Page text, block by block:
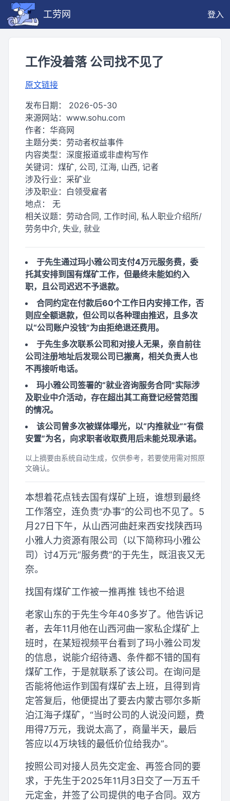
工劳网 登入
工作没着落 公司找不见了
原文链接
发布日期： 2026-05-30
来源网站： www.sohu.com
作者： 华商网
主题分类： 劳动者权益事件
内容类型： 深度报道或非虚构写作
关键词： 煤矿, 公司, 江海, 山西, 记者
涉及行业： 采矿业
涉及职业： 白领受雇者
地点： 无
相关议题： 劳动合同, 工作时间, 私人职业介绍所/
劳务中介, 失业, 就业
于先生通过玛小雅公司支付4万元服务费，委
托其安排到国有煤矿工作，但最终未能如约入
职，且公司迟迟不予退款。
合同约定在付款后60个工作日内安排工作，否
则应全额退款，但公司以各种理由推迟，且多次
以“公司账户没钱”为由拒绝退还费用。
于先生多次联系公司和对接人无果，亲自前往
公司注册地址后发现公司已搬离，相关负责人也
不再接听电话。
玛小雅公司签署的“就业咨询服务合同”实际涉
及职业中介活动，存在超出其工商登记经营范围
的情况。
该公司曾多次被媒体曝光，以“内推就业”“有偿
安置”为名，向求职者收取费用后未能兑现承诺。
以上摘要由系统自动生成，仅供参考，若要使用需对照原
文确认。
本想着花点钱去国有煤矿上班，谁想到最终
工作落空，连负责“办事”的公司也不见了。5
月27日下午，从山西河曲赶来西安找陕西玛
小雅人力资源有限公司（以下简称玛小雅公
司）讨4万元“服务费”的于先生，既沮丧又无
奈。
找国有煤矿工作被一推再推 钱也不给退
老家山东的于先生今年40多岁了。他告诉记
者，去年11月他在山西河曲一家私企煤矿上
班时，在某短视频平台看到了玛小雅公司发
的信息，说能介绍待遇、条件都不错的国有
煤矿工作，于是就联系了该公司。在询问是
否能将他运作到国有煤矿去上班，且得到肯
定答复后，他便提出了要去内蒙古鄂尔多斯
泊江海子煤矿，“当时公司的人说没问题，费
用得7万元，我说太高了，商量半天，最后
答应以4万块钱的最低价位给我办”。
按照公司对接人员先交定金、再签合同的要
求，于先生于2025年11月3日交了一万五千
元定金，并签了公司提供的电子合同。双方